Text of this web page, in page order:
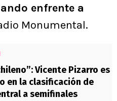
enfrente a
Monumental.
Vicente Pizarro es
en la clasificación de
a semifinales